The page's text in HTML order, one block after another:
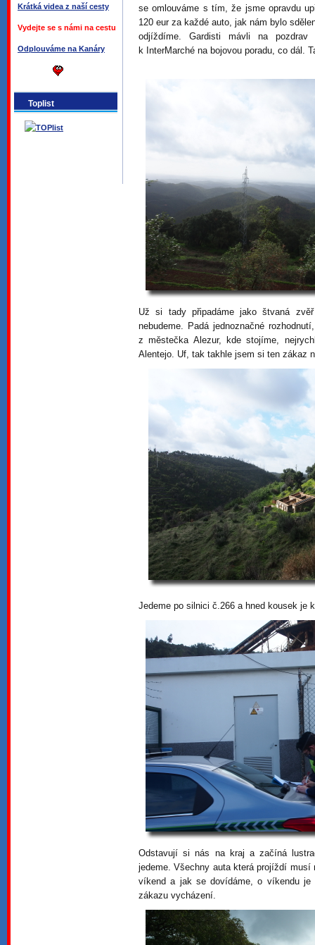
Krátká videa z naší cesty
Vydejte se s námi na cestu
Odplouváme na Kanáry
Toplist
se omlouváme s tím, že jsme opravdu
120 eur za každé auto, jak nám bylo
odjíždíme. Gardisti mávli na
k InterMarché na bojovou poradu, co dál.
Už si tady připadáme jako štvaná
nebudeme. Padá jednoznačné
z městečka Alezur, kde stojíme,
Alentejo. Uf, tak takhle jsem si ten zákaz
Jedeme po silnici č.266 a hned kousek je
Odstavují si nás na kraj a začíná
jedeme. Všechny auta která projíždí
víkend a jak se dovídáme, o víkendu je
zákazu vycházení.